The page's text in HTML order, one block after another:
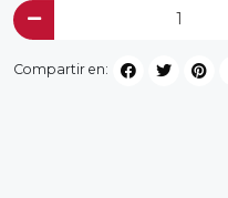
Compartir en: